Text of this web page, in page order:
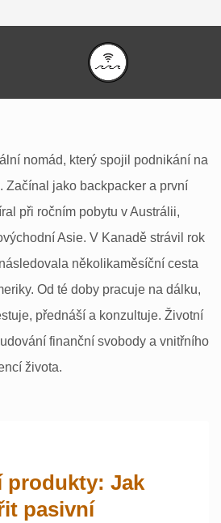
nomád, který spojil podnikání na
Začínal jako backpacker a první
při ročním pobytu v Austrálii,
Asie. V Kanadě strávil rok
několikaměsíční cesta
Od té doby pracuje na dálku,
přednáší a konzultuje. Životní
finanční svobody a vnitřního
života.
produkty: Jak
pasivní